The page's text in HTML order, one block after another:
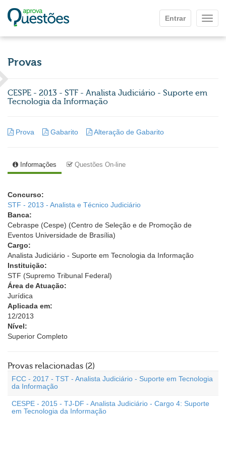
Entrar
Provas
CESPE - 2013 - STF - Analista Judiciário - Suporte em
Tecnologia da Informação
Prova Gabarito Alteração de Gabarito
Informações Questões On-line
Concurso:
STF - 2013 - Analista e Técnico Judiciário
Banca:
Cebraspe (Cespe) (Centro de Seleção e de Promoção de
Eventos Universidade de Brasília)
Cargo:
Analista Judiciário - Suporte em Tecnologia da Informação
Instituição:
STF (Supremo Tribunal Federal)
Área de Atuação:
Jurídica
Aplicada em:
12/2013
Nível:
Superior Completo
Provas relacionadas (2)
FCC - 2017 - TST - Analista Judiciário - Suporte em Tecnologia
da Informação
CESPE - 2015 - TJ-DF - Analista Judiciário - Cargo 4: Suporte
em Tecnologia da Informação